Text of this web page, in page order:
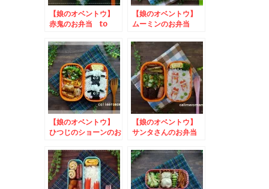
【娘のオベントウ】
赤鬼のお弁当 to
パンフォトコンテスト
【娘のオベントウ】
ムーミンのお弁当
【娘のオベントウ】
ひつじのショーンのお
【娘のオベントウ】
サンタさんのお弁当
稿キャンペーン